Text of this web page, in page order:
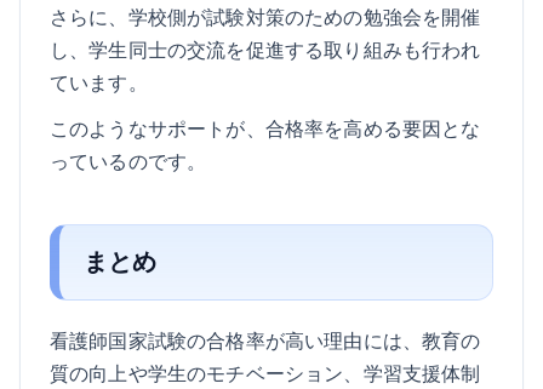
さらに、学校側が試験対策のための勉強会を開催
し、学生同士の交流を促進する取り組みも行われ
ています。
このようなサポートが、合格率を高める要因とな
っているのです。
まとめ
看護師国家試験の合格率が高い理由には、教育の
質の向上や学生のモチベーション、学習支援体制